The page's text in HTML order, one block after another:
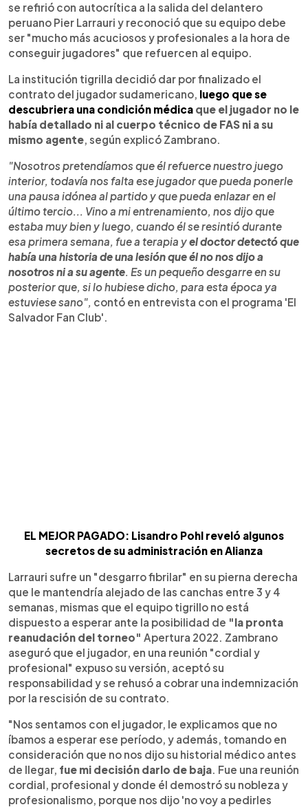
se refirió con autocrítica a la salida del delantero
peruano Pier Larrauri y reconoció que su equipo debe
ser "mucho más acuciosos y profesionales a la hora de
conseguir jugadores" que refuercen al equipo.
La institución tigrilla decidió dar por finalizado el
contrato del jugador sudamericano, luego que se
descubriera una condición médica que el jugador no le
había detallado ni al cuerpo técnico de FAS ni a su
mismo agente, según explicó Zambrano.
"Nosotros pretendíamos que él refuerce nuestro juego
interior, todavía nos falta ese jugador que pueda ponerle
una pausa idónea al partido y que pueda enlazar en el
último tercio... Vino a mi entrenamiento, nos dijo que
estaba muy bien y luego, cuando él se resintió durante
esa primera semana, fue a terapia yel doctor detectó que
había una historia de una lesión que él no nos dijo a
nosotros ni a su agente. Es un pequeño desgarre en su
posterior que, si lo hubiese dicho, para esta época ya
estuviese sano", contó en entrevista con el programa 'El
Salvador Fan Club'.
EL MEJOR PAGADO: Lisandro Pohl reveló algunos
secretos de su administración en Alianza
Larrauri sufre un "desgarro fibrilar" en su pierna derecha
que le mantendría alejado de las canchas entre 3 y 4
semanas, mismas que el equipo tigrillo no está
dispuesto a esperar ante la posibilidad de "la pronta
reanudación del torneo" Apertura 2022. Zambrano
aseguró que el jugador, en una reunión "cordial y
profesional" expuso su versión, aceptó su
responsabilidad y se rehusó a cobrar una indemnización
por la rescisión de su contrato.
"Nos sentamos con el jugador, le explicamos que no
íbamos a esperar ese período, y además, tomando en
consideración que no nos dijo su historial médico antes
de llegar, fue mi decisión darlo de baja. Fue una reunión
cordial, profesional y donde él demostró su nobleza y
profesionalismo, porque nos dijo 'no voy a pedirles